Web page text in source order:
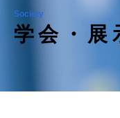
Society
学会・展